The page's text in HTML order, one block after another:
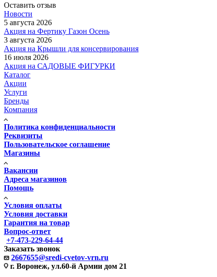
Оставить отзыв
Новости
5 августа 2026
Акция на Фертику Газон Осень
3 августа 2026
Акция на Крышли для консервирования
16 июля 2026
Акция на САДОВЫЕ ФИГУРКИ
Каталог
Акции
Услуги
Бренды
Компания
Политика конфиденциальности
Реквизиты
Пользовательское соглашение
Магазины
Вакансии
Адреса магазинов
Помощь
Условия оплаты
Условия доставки
Гарантия на товар
Вопрос-ответ
+7-473-229-64-44
Заказать звонок
2667655@sredi-cvetov-vrn.ru
г. Воронеж, ул.60-й Армии дом 21